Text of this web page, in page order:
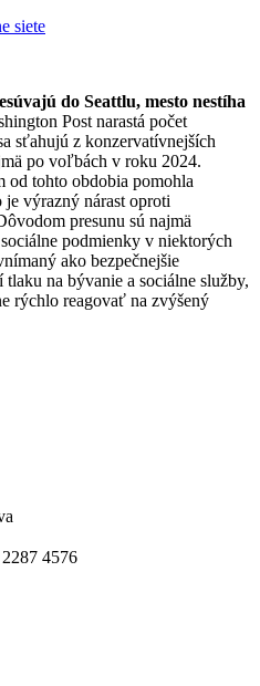
siete
do Seattlu, mesto nestíha
Post narastá počet
sťahujú z konzervatívnejších
po voľbách v roku 2024.
od tohto obdobia pomohla
výrazný nárast oproti
presunu sú najmä
podmienky v niektorých
ako bezpečnejšie
na bývanie a sociálne služby,
rýchlo reagovať na zvýšený
4576